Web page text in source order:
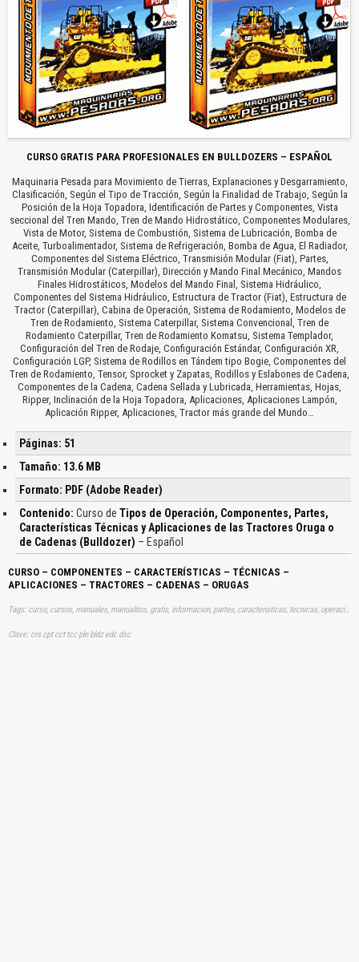
CURSO GRATIS PARA PROFESIONALES EN BULLDOZERS – ESPAÑOL
Maquinaria Pesada para Movimiento de Tierras, Explanaciones y Desgarramiento,
Clasificación, Según el Tipo de Tracción, Según la Finalidad de Trabajo, Según la
Posición de la Hoja Topadora, Identificación de Partes y Componentes, Vista
seccional del Tren Mando, Tren de Mando Hidrostático, Componentes Modulares,
Vista de Motor, Sistema de Combustión, Sistema de Lubricación, Bomba de
Aceite, Turboalimentador, Sistema de Refrigeración, Bomba de Agua, El Radiador,
Componentes del Sistema Eléctrico, Transmisión Modular (Fiat), Partes,
Transmisión Modular (Caterpillar), Dirección y Mando Final Mecánico, Mandos
Finales Hidrostáticos, Modelos del Mando Final, Sistema Hidráulico,
Componentes del Sistema Hidráulico, Estructura de Tractor (Fiat), Estructura de
Tractor (Caterpillar), Cabina de Operación, Sistema de Rodamiento, Modelos de
Tren de Rodamiento, Sistema Caterpillar, Sistema Convencional, Tren de
Rodamiento Caterpillar, Tren de Rodamiento Komatsu, Sistema Templador,
Configuración del Tren de Rodaje, Configuración Estándar, Configuración XR,
Configuración LGP, Sistema de Rodillos en Tándem tipo Bogie, Componentes del
Tren de Rodamiento, Tensor, Sprocket y Zapatas, Rodillos y Eslabones de Cadena,
Componentes de la Cadena, Cadena Sellada y Lubricada, Herramientas, Hojas,
Ripper, Inclinación de la Hoja Topadora, Aplicaciones, Aplicaciones Lampón,
Aplicación Ripper, Aplicaciones, Tractor más grande del Mundo…
Páginas: 51
Tamaño: 13.6 MB
Formato: PDF (Adobe Reader)
Contenido: Curso de Tipos de Operación, Componentes, Partes,
Características Técnicas y Aplicaciones de las Tractores Oruga o
de Cadenas (Bulldozer) – Español
CURSO – COMPONENTES – CARACTERÍSTICAS – TÉCNICAS –
APLICACIONES – TRACTORES – CADENAS – ORUGAS
Tags: curso, cursos, manuales, manualitos, gratis, informacion, partes, caracteristicas, tecnicas, operacion, aplicacion, orugas, cadena, buldozer, buldozers, aprender, descargas
Clave: crs cpt cct tcc pln bldz edc dsc